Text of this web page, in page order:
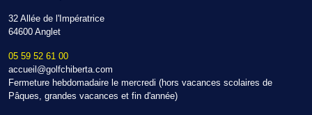
32 Allée de l'Impératrice
64600 Anglet
05 59 52 61 00
accueil@golfchiberta.com
Fermeture hebdomadaire le mercredi (hors vacances scolaires de
Pâques, grandes vacances et fin d'année)